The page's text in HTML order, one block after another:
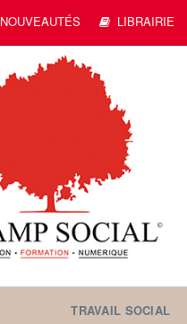
NOUVEAUTÉS LIBRAIRIE
TRAVAIL SOCIAL